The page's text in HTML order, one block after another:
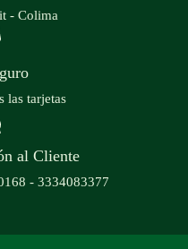
- Colima
las tarjetas
al Cliente
- 3334083377